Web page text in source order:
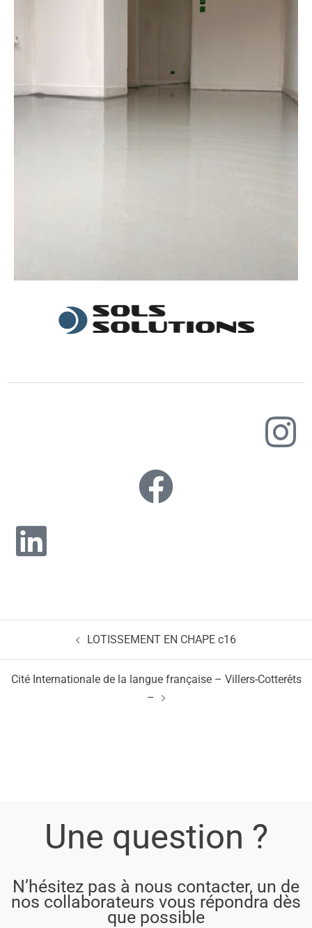
LOTISSEMENT EN CHAPE c16
Cité Internationale de la langue française – Villers-Cotterêts
–
Une question ?
N’hésitez pas à nous contacter, un de
nos collaborateurs vous répondra dès
que possible